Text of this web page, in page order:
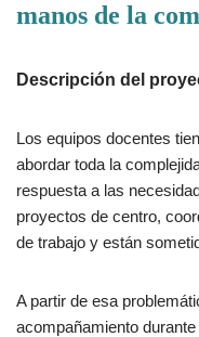
manos de la
Descripción del
Los equipos docentes
abordar toda la
respuesta a las
proyectos de centro,
de trabajo y están
A partir de esa
acompañamiento